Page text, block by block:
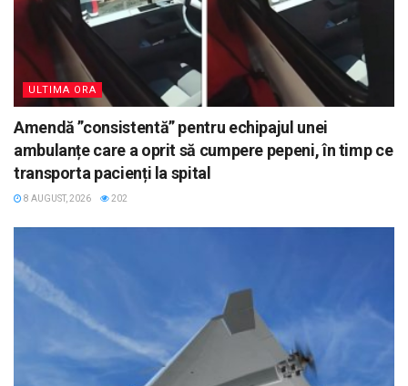
ULTIMA ORA
Amendă ”consistentă” pentru echipajul unei
ambulanțe care a oprit să cumpere pepeni, în timp ce
transporta pacienți la spital
8 AUGUST, 2026 202